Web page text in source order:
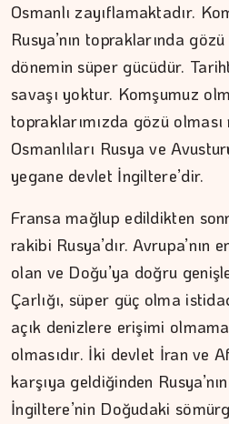
Osmanlı zayıflamaktadır.
Rusya’nın topraklarında
dönemin süper gücüdür.
savaşı yoktur. Komşumuz
topraklarımızda gözü
Osmanlıları Rusya ve
yegane devlet İngiltere’dir.
Fransa mağlup edildikten
rakibi Rusya’dır. Avrupa’nın
olan ve Doğu’ya doğru
Çarlığı, süper güç olma
açık denizlere erişimi
olmasıdır. İki devlet İran ve
karşıya geldiğinden
İngiltere’nin Doğudaki